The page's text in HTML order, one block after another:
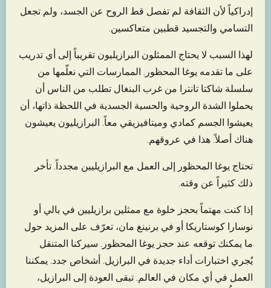
إدراكياً لأن الثقافة لم تفصل قط الروح عن الجسد، ولم تجعل
التسامي والتجسيد قطبين متعاكسين.
لهذا السبب لا يحتاج الممثلون البرازيليون تقريباً إلى أي تدريب
على ما تقدمه يوغا المحظور. الممارسات التي نعلّمها من
سلسلة شاكتا تانترا من غرب البنغال تطلب من الناس أن
يحملوا الشدة الروحية والحسية الجسدية في اللحظة ذاتها، أن
يعيشوا الجسم كمادي وميتافيزيقي معاً. البرازيليون يعيشون
هناك أصلاً. هذا في عروقهم.
تحتاج يوغا المحظور إلى العمل مع البرازيليين مجدداً. تأخر
ذلك كثيراً عن وقته.
إذا كنت مهتماً بحجز خلوة مع ممثلين برازيليين في بالي أو
نوسارا كوستاريكا أو في برنينغ مان، تعرّف على المزيد حول
ما يمكنك توقعه عند حجز يوغا المحظور. سيركنا المتنقل
يُجري اختبارات أداء جديدة في البرازيل. أشخاص جدد. يمكننا
العمل في أي مكان في العالم. تبقى العودة إلى البرازيل،